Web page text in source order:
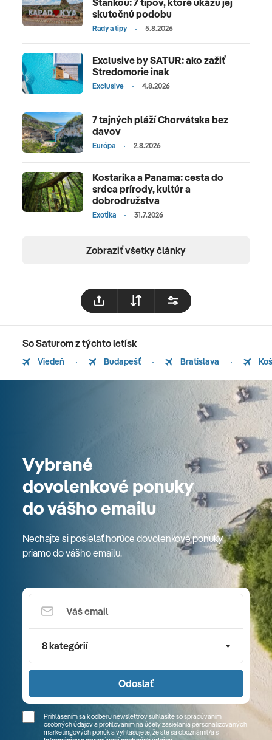
Stankou: 7 tipov, ktoré ukážu jej
skutočnú podobu
Rady a tipy 5.8.2026
Exclusive by SATUR: ako zažiť
Stredomorie inak
Exclusive 4.8.2026
7 tajných pláží Chorvátska bez
davov
Európa 2.8.2026
Kostarika a Panama: cesta do
srdca prírody, kultúr a
dobrodružstva
Exotika 31.7.2026
Zobraziť všetky články
So Saturom z týchto letísk
Viedeň Budapešť Bratislava
Vybrané
dovolenkové ponuky
do vášho emailu
Nechajte si posielať horúce dovolenkové ponuky
priamo do vášho emailu.
8 kategórií
Odoslať
Prihlásením sa k odberu newslettrov súhlasíte so spracúvaním
osobných údajov a profilovaním na účely zasielania personalizovaných
marketingových ponúk a vyhlasujete, že ste sa oboznámil/a s